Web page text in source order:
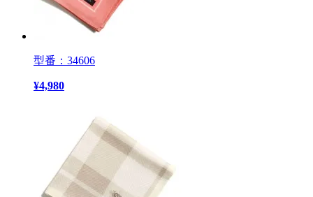
型番：34606
¥4,980